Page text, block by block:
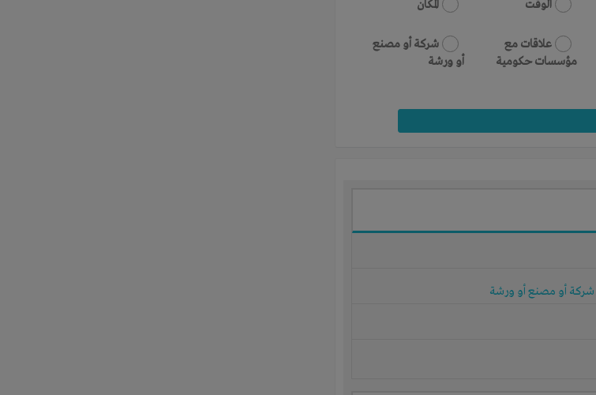
الوقت المكان
علاقات مع
مؤسسات حكومية
شركة أو مصنع
أو ورشة
شركة أو مصنع أو ورشة